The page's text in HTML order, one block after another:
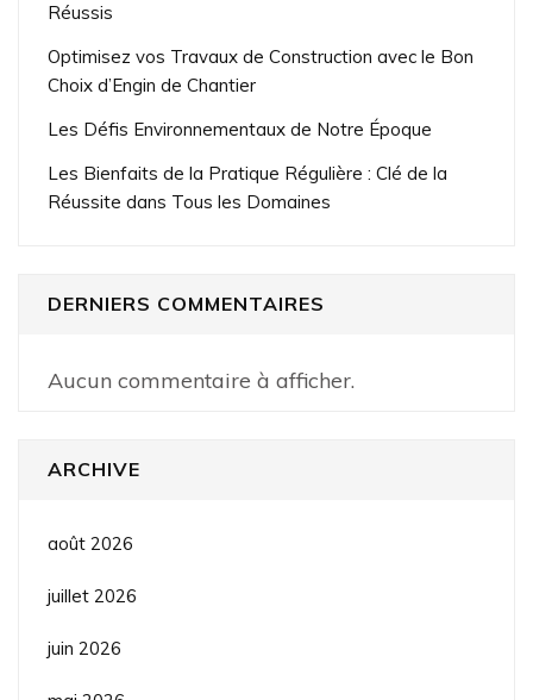
Réussis
Optimisez vos Travaux de Construction avec le Bon
Choix d’Engin de Chantier
Les Défis Environnementaux de Notre Époque
Les Bienfaits de la Pratique Régulière : Clé de la
Réussite dans Tous les Domaines
DERNIERS COMMENTAIRES
Aucun commentaire à afficher.
ARCHIVE
août 2026
juillet 2026
juin 2026